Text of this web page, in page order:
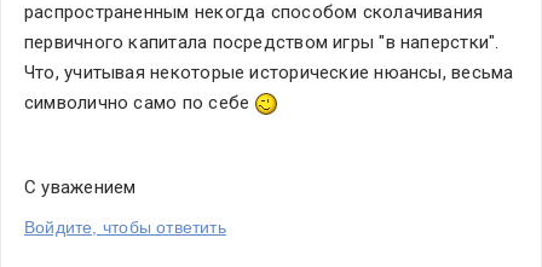
распространенным некогда способом сколачивания
первичного капитала посредством игры "в наперстки".
Что, учитывая некоторые исторические нюансы, весьма
символично само по себе
С уважением
Войдите, чтобы ответить